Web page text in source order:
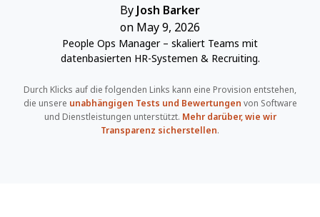
By Josh Barker
on May 9, 2026
People Ops Manager – skaliert Teams mit
datenbasierten HR-Systemen & Recruiting.
Durch Klicks auf die folgenden Links kann eine Provision entstehen,
die unsere unabhängigen Tests und Bewertungen von Software
und Dienstleistungen unterstützt. Mehr darüber, wie wir
Transparenz sicherstellen.